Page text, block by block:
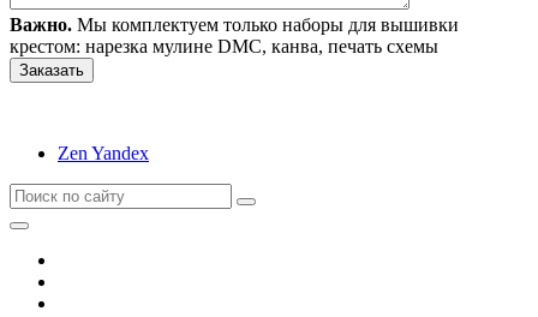
Важно. Мы комплектуем только наборы для вышивки
крестом: нарезка мулине DMC, канва, печать схемы
Zen Yandex